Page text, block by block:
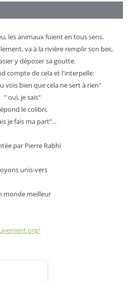
les animaux fuient en tous sens.
va à la rivière remplir son bec,
y déposer sa goutte.
compte de cela et l'interpelle:
vois bien que cela ne sert à rien"
" oui, je sais"
le colibri,
je fais ma part"...
par Pierre Rabhi
unis-vers
monde meilleur